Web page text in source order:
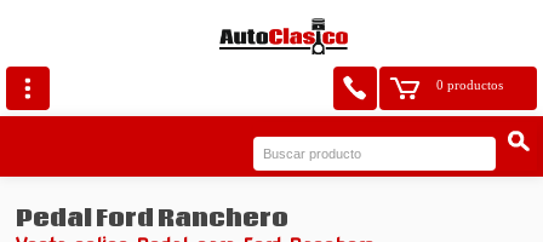
0 productos
Pedal Ford Ranchero